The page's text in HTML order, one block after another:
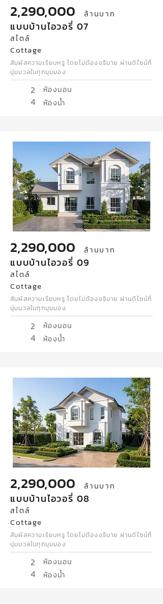
2,290,000 ล้านบาท
แบบบ้านไอวอรี่ 07
สไตล์
Cottage
สัมผัสความเรียบหรู โดยไม่ต้องอธิบาย ผ่านดีไซน์ที่
นุ่มนวลในทุกมุมมอง
2 ห้องนอน
4 ห้องน้ำ
2,290,000 ล้านบาท
แบบบ้านไอวอรี่ 09
สไตล์
Cottage
สัมผัสความเรียบหรู โดยไม่ต้องอธิบาย ผ่านดีไซน์ที่
นุ่มนวลในทุกมุมมอง
2 ห้องนอน
4 ห้องน้ำ
2,290,000 ล้านบาท
แบบบ้านไอวอรี่ 08
สไตล์
Cottage
สัมผัสความเรียบหรู โดยไม่ต้องอธิบาย ผ่านดีไซน์ที่
นุ่มนวลในทุกมุมมอง
2 ห้องนอน
4 ห้องน้ำ